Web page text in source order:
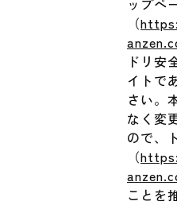
ップペ
（
ドリ安
イトで
さい。
なく変
ので、
（
ことを